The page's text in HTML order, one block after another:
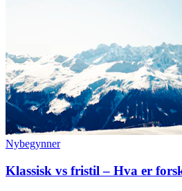
Nybegynner
Klassisk vs fristil – Hva er